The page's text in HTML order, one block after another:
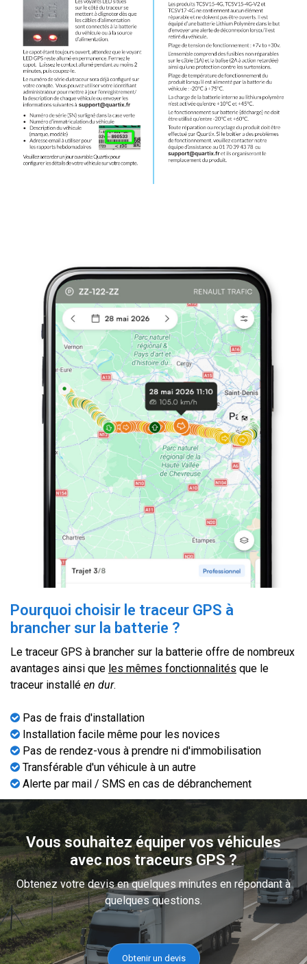
Pourquoi choisir le traceur GPS à
brancher sur la batterie ?
Le traceur GPS à brancher sur la batterie offre de nombreux
avantages ainsi que les mêmes fonctionnalités que le
traceur installé en dur.
Pas de frais d'installation
Installation facile même pour les novices
Pas de rendez-vous à prendre ni d'immobilisation
Transférable d'un véhicule à un autre
Alerte par mail / SMS en cas de débranchement
Vous souhaitez équiper vos véhicules
avec nos traceurs GPS ?
Obtenez votre devis en quelques minutes en répondant à
quelques questions.
Obtenir un devis